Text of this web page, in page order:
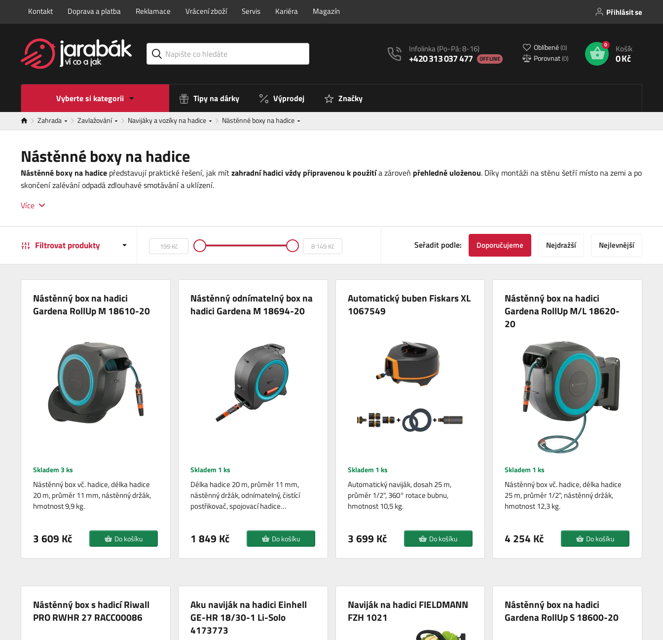
Kontakt Doprava a platba Reklamace Vrácení zboží Servis Kariéra Magazín Přihlásit se
Infolinka(Po-Pá: 8-16)
+420 313 037 477 OFFLINE
Oblíbené(0)
Porovnat(0)
0 Košík
0 Kč
Vyberte si kategorii Tipy na dárky Výprodej Značky
Zahrada Zavlažování Navijáky a vozíky na hadice Nástěnné boxy na hadice
Nástěnné boxy na hadice
Nástěnné boxy na hadice představují praktické řešení, jak mítzahradní hadici vždy připravenou k použitía zároveň přehledně uloženou. Díky montáži na stěnu šetří místo na zemi a po
skončení zalévání odpadá zdlouhavé smotávání a uklízení.
Více
Filtrovat produkty Seřadit podle: Doporučujeme Nejdražší Nejlevnější
Nástěnný box na hadici
Gardena RollUp M 18610-20
Skladem 3 ks
Nástěnný box vč. hadice, délka hadice
20 m, průměr 11 mm, nástěnný držák,
hmotnost 9,9 kg.
3 609 Kč Do košíku
Nástěnný odnímatelný box na
hadici Gardena M 18694-20
Skladem 1 ks
Délka hadice 20 m, průměr 11 mm,
nástěnný držák, odnímatelný, čistící
postřikovač, spojovací hadice…
1 849 Kč Do košíku
Automatický buben Fiskars XL
1067549
Skladem 1 ks
Automatický naviják, dosah 25 m,
průměr 1/2", 360° rotace bubnu,
hmotnost 10,5 kg.
3 699 Kč Do košíku
Nástěnný box na hadici
Gardena RollUp M/L 18620-
20
Skladem 1 ks
Nástěnný box vč. hadice, délka hadice
25 m, průměr 1/2", nástěnný držák,
hmotnost 12,3 kg.
4 254 Kč Do košíku
Nástěnný box s hadicí Riwall
PRO RWHR 27 RACC00086
Aku naviják na hadici Einhell
GE-HR 18/30-1 Li-Solo
4173773
Naviják na hadici FIELDMANN
FZH 1021
Nástěnný box na hadici
Gardena RollUp S 18600-20